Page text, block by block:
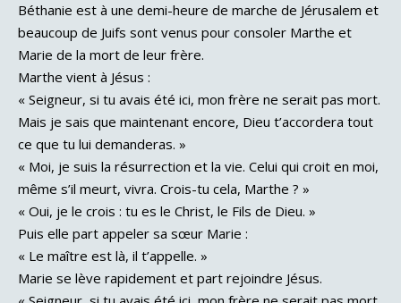
Béthanie est à une demi-heure de marche de Jérusalem et
beaucoup de Juifs sont venus pour consoler Marthe et
Marie de la mort de leur frère.
Marthe vient à Jésus :
« Seigneur, si tu avais été ici, mon frère ne serait pas mort.
Mais je sais que maintenant encore, Dieu t’accordera tout
ce que tu lui demanderas. »
« Moi, je suis la résurrection et la vie. Celui qui croit en moi,
même s’il meurt, vivra. Crois-tu cela, Marthe ? »
« Oui, je le crois : tu es le Christ, le Fils de Dieu. »
Puis elle part appeler sa sœur Marie :
« Le maître est là, il t’appelle. »
Marie se lève rapidement et part rejoindre Jésus.